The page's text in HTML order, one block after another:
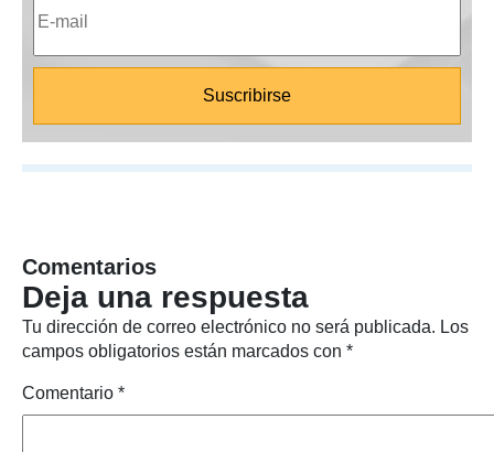
Comentarios
Deja una respuesta
Tu dirección de correo electrónico no será publicada. Los
campos obligatorios están marcados con *
Comentario *